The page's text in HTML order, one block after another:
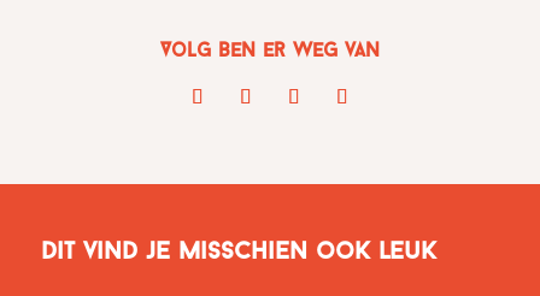
Volg Ben er weg van
Dit vind je misschien ook leuk